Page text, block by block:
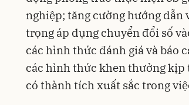
nghiệp; tăng cường hướng dẫn
trọng áp dụng chuyển đổi số
các hình thức đánh giá và báo
các hình thức khen thưởng kịp
có thành tích xuất sắc trong